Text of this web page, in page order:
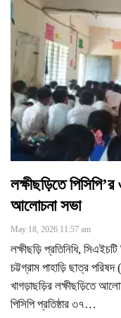
লক্ষীছড়িতে পিসিপি’র
আলোচনা সভা
May 18, 2026 11:57 am
লক্ষীছড়ি প্রতিনিধি,
চট্টগ্রাম পাহাড়ি ছাত্র
খাগড়াছড়ির লক্ষীছড়িতে
পিসিপি প্রতিষ্ঠার ৩৭…